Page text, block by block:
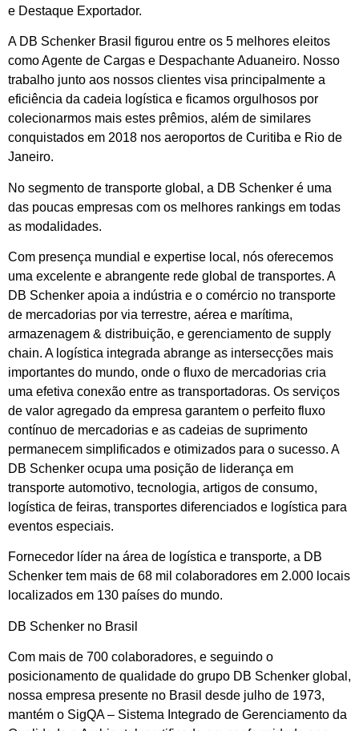
e Destaque Exportador.
A DB Schenker Brasil figurou entre os 5 melhores eleitos
como Agente de Cargas e Despachante Aduaneiro. Nosso
trabalho junto aos nossos clientes visa principalmente a
eficiência da cadeia logística e ficamos orgulhosos por
colecionarmos mais estes prêmios, além de similares
conquistados em 2018 nos aeroportos de Curitiba e Rio de
Janeiro.
No segmento de transporte global, a DB Schenker é uma
das poucas empresas com os melhores rankings em todas
as modalidades.
Com presença mundial e expertise local, nós oferecemos
uma excelente e abrangente rede global de transportes. A
DB Schenker apoia a indústria e o comércio no transporte
de mercadorias por via terrestre, aérea e marítima,
armazenagem & distribuição, e gerenciamento de supply
chain. A logística integrada abrange as intersecções mais
importantes do mundo, onde o fluxo de mercadorias cria
uma efetiva conexão entre as transportadoras. Os serviços
de valor agregado da empresa garantem o perfeito fluxo
contínuo de mercadorias e as cadeias de suprimento
permanecem simplificados e otimizados para o sucesso. A
DB Schenker ocupa uma posição de liderança em
transporte automotivo, tecnologia, artigos de consumo,
logística de feiras, transportes diferenciados e logística para
eventos especiais.
Fornecedor líder na área de logística e transporte, a DB
Schenker tem mais de 68 mil colaboradores em 2.000 locais
localizados em 130 países do mundo.
DB Schenker no Brasil
Com mais de 700 colaboradores, e seguindo o
posicionamento de qualidade do grupo DB Schenker global,
nossa empresa presente no Brasil desde julho de 1973,
mantém o SigQA – Sistema Integrado de Gerenciamento da